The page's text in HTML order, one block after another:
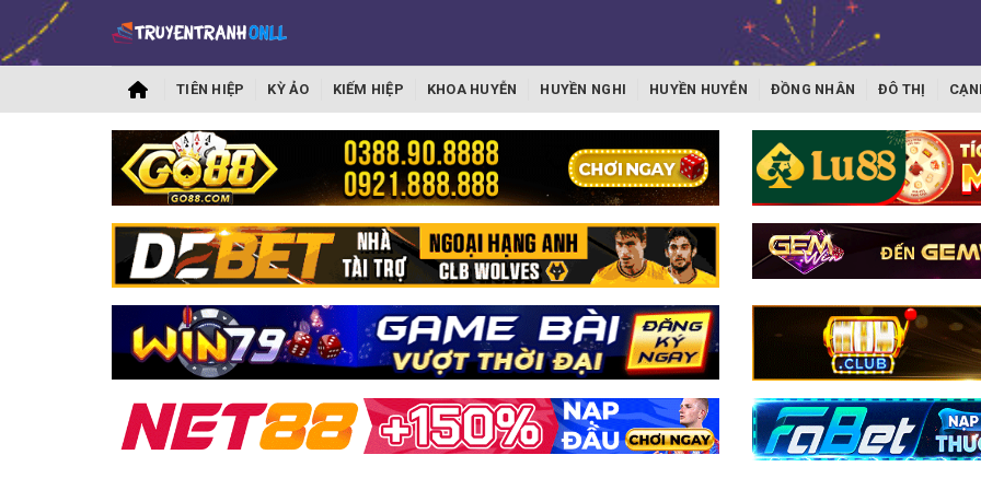
TIÊN HIỆP KỲ ẢO KIẾM HIỆP KHOA HUYỄN HUYỀN NGHI HUYỀN HUYỄN ĐỒNG NHÂN ĐÔ THỊ